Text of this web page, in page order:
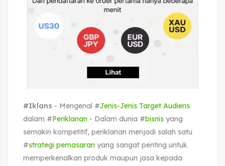
#Iklans - Mengenal #Jenis-Jenis Target Audiens
dalam #Periklanan - Dalam dunia #bisnis yang
semakin kompetitif, periklanan menjadi salah satu
#strategi pemasaran yang sangat penting untuk
memperkenalkan produk maupun jasa kepada